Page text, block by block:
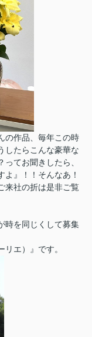
の作品、毎年この時
したらこんな豪華な
てお聞きしたら、
よ』！！そんなあ！
来社の折は是非ご覧
時を同じくして募集
エ）』です。